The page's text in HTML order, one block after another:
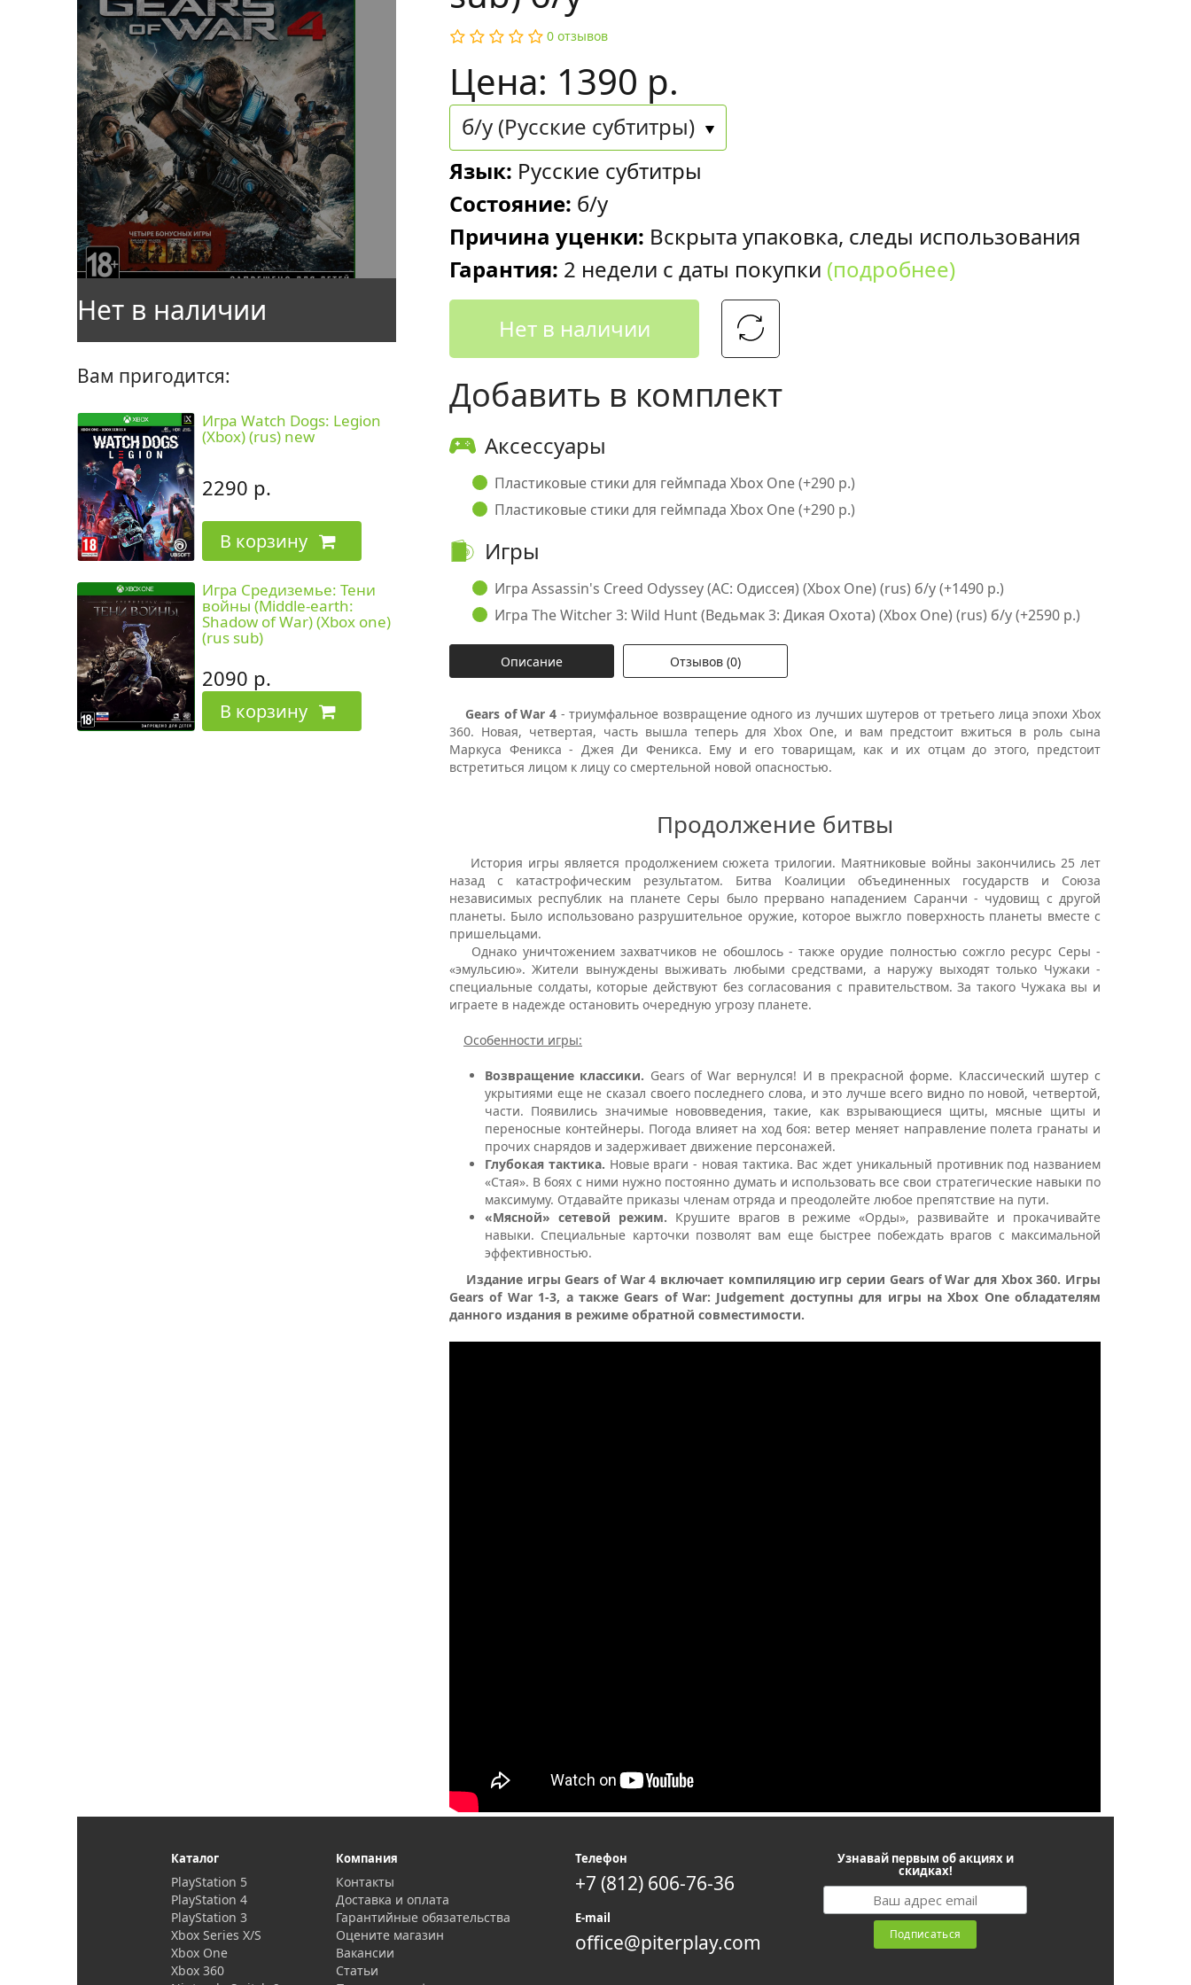
Вам пригодится:
Игра Watch Dogs: Legion
(Xbox) (rus) new
2290 р.
В корзину
Игра Средиземье: Тени
войны (Middle-earth:
Shadow of War) (Xbox one)
(rus sub)
2090 р.
В корзину
0 отзывов
Цена: 1390 р.
б/у (Русские субтитры)
Язык: Русские субтитры
Состояние: б/у
Причина уценки: Вскрыта упаковка, следы использования
Гарантия: 2 недели с даты покупки (подробнее)
Нет в наличии
Добавить в комплект
Аксессуары
Пластиковые стики для геймпада Xbox One (+290 р.)
Пластиковые стики для геймпада Xbox One (+290 р.)
Игры
Игра Assassin's Creed Odyssey (AC: Одиссея) (Xbox One) (rus) б/у (+1490 р.)
Игра The Witcher 3: Wild Hunt (Ведьмак 3: Дикая Охота) (Xbox One) (rus) б/у (+2590 р.)
Описание Отзывов (0)
Gears of War 4 - триумфальное возвращение одного из лучших шутеров от третьего лица эпохи Xbox
360. Новая, четвертая, часть вышла теперь для Xbox One, и вам предстоит вжиться в роль сына
Маркуса Феникса - Джея Ди Феникса. Ему и его товарищам, как и их отцам до этого, предстоит
встретиться лицом к лицу со смертельной новой опасностью.
Продолжение битвы
История игры является продолжением сюжета трилогии. Маятниковые войны закончились 25 лет
назад с катастрофическим результатом. Битва Коалиции объединенных государств и Союза
независимых республик на планете Серы было прервано нападением Саранчи - чудовищ с другой
планеты. Было использовано разрушительное оружие, которое выжгло поверхность планеты вместе с
пришельцами.
Однако уничтожением захватчиков не обошлось - также орудие полностью сожгло ресурс Серы -
«эмульсию». Жители вынуждены выживать любыми средствами, а наружу выходят только Чужаки -
специальные солдаты, которые действуют без согласования с правительством. За такого Чужака вы и
играете в надежде остановить очередную угрозу планете.
Особенности игры:
Возвращение классики. Gears of War вернулся! И в прекрасной форме. Классический шутер с
укрытиями еще не сказал своего последнего слова, и это лучше всего видно по новой, четвертой,
части. Появились значимые нововведения, такие, как взрывающиеся щиты, мясные щиты и
переносные контейнеры. Погода влияет на ход боя: ветер меняет направление полета гранаты и
прочих снарядов и задерживает движение персонажей.
Глубокая тактика. Новые враги - новая тактика. Вас ждет уникальный противник под названием
«Стая». В боях с ними нужно постоянно думать и использовать все свои стратегические навыки по
максимуму. Отдавайте приказы членам отряда и преодолейте любое препятствие на пути.
«Мясной» сетевой режим. Крушите врагов в режиме «Орды», развивайте и прокачивайте
навыки. Специальные карточки позволят вам еще быстрее побеждать врагов с максимальной
эффективностью.
Издание игры Gears of War 4 включает компиляцию игр серии Gears of War для Xbox 360. Игры
Gears of War 1-3, а также Gears of War: Judgement доступны для игры на Xbox One обладателям
данного издания в режиме обратной совместимости.
Каталог
PlayStation 5
PlayStation 4
PlayStation 3
Xbox Series X/S
Xbox One
Xbox 360
Компания
Контакты
Доставка и оплата
Гарантийные обязательства
Оцените магазин
Вакансии
Статьи
Телефон
+7 (812) 606-76-36
E-mail
office@piterplay.com
Узнавай первым об акциях и
скидках!